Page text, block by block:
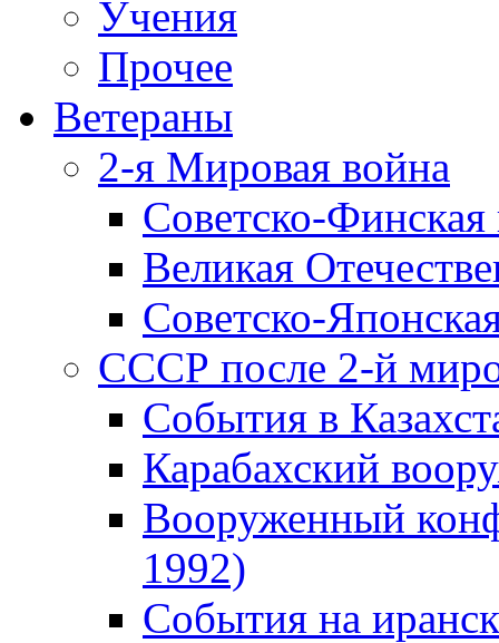
Учения
Прочее
Ветераны
2-я Мировая война
Советско-
Великая
Советско-
СССР после 2-й
События в
Карабахский
Вооруженный
1992)
События на